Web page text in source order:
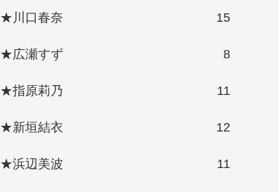
★川口春奈 15
★広瀬すず 8
★指原莉乃 11
★新垣結衣 12
★浜辺美波 11